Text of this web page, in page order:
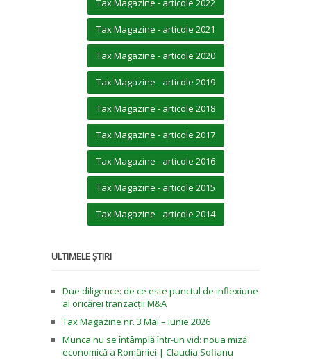
Tax Magazine - articole 2022
Tax Magazine - articole 2021
Tax Magazine - articole 2020
Tax Magazine - articole 2019
Tax Magazine - articole 2018
Tax Magazine - articole 2017
Tax Magazine - articole 2016
Tax Magazine - articole 2015
Tax Magazine - articole 2014
ULTIMELE ȘTIRI
Due diligence: de ce este punctul de inflexiune
al oricărei tranzacții M&A
Tax Magazine nr. 3 Mai – Iunie 2026
Munca nu se întâmplă într-un vid: noua miză
economică a României | Claudia Sofianu